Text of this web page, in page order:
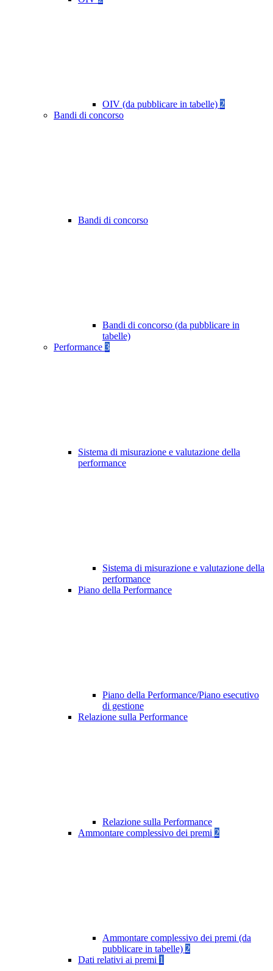
OIV (da pubblicare in tabelle) 2
Bandi di concorso
Bandi di concorso
Bandi di concorso (da pubblicare in
tabelle)
Performance 3
Sistema di misurazione e valutazione della
performance
Sistema di misurazione e valutazione della
performance
Piano della Performance
Piano della Performance/Piano esecutivo
di gestione
Relazione sulla Performance
Relazione sulla Performance
Ammontare complessivo dei premi 2
Ammontare complessivo dei premi (da
pubblicare in tabelle) 2
Dati relativi ai premi 1